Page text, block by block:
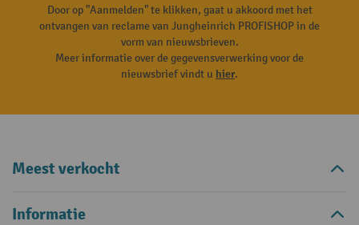
Door op "Aanmelden" te klikken, gaat u akkoord met het
ontvangen van reclame van Jungheinrich PROFISHOP in de
vorm van nieuwsbrieven.
Meer informatie over de gegevensverwerking voor de
nieuwsbrief vindt u hier.
Meest verkocht
Informatie